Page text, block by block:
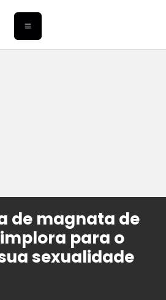
de magnata de
para o
sexualidade